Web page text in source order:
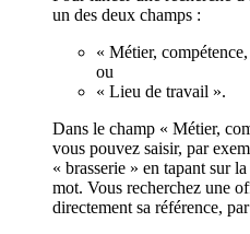
un des deux champs :
« Métier,
ou
« Lieu de travail ».
Dans le champ « Métier,
vous pouvez saisir, par
« brasserie » en tapant sur
mot. Vous recherchez une
directement sa référence,